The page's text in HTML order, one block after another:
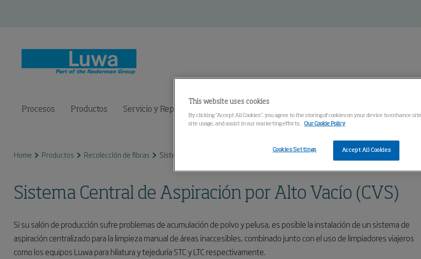
Procesos Productos Servicio y Repuestos
Home Productos Recolección de fibras Sistema Central de Aspiración por Alto Vacío (CVS)
Sistema Central de Aspiración por Alto Vacío (CVS)
Si su salón de producción sufre problemas de acumulación de polvo y pelusa, es posible la instalación de un sistema de
aspiración centralizado para la limpieza manual de áreas inaccesibles, combinado junto con el uso de limpiadores viajeros
como los equipos Luwa para hilatura y tejeduría STC y LTC respectivamente.
This website uses cookies
By clicking “Accept All Cookies”, you agree to the storing of cookies on your device to enhance
site usage, and assist in our marketing efforts.
Our Cookie Policy
Accept All Cookies
Cookies Settings